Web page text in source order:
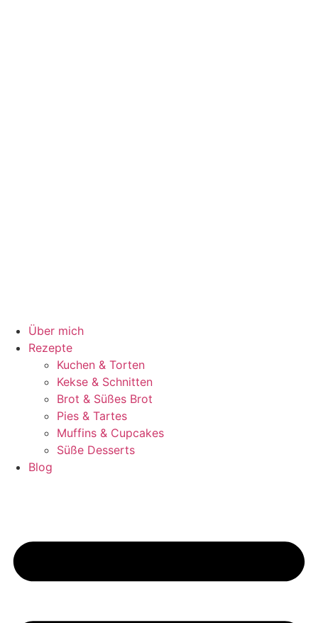
Über mich
Rezepte
Kuchen & Torten
Kekse & Schnitten
Brot & Süßes Brot
Pies & Tartes
Muffins & Cupcakes
Süße Desserts
Blog